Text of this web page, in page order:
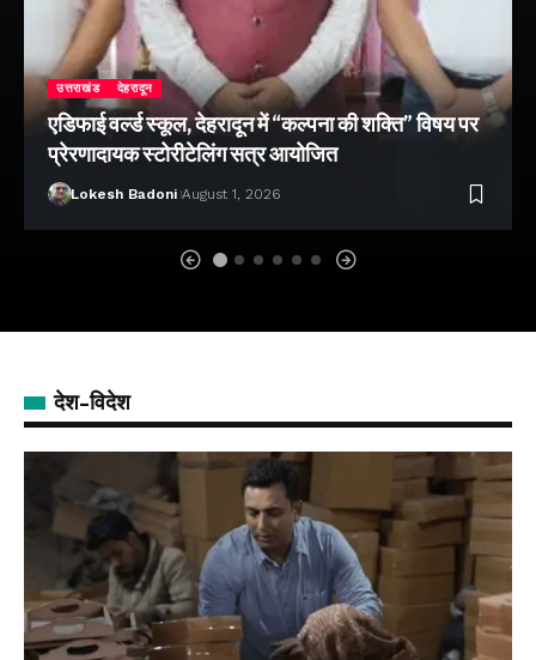
उत्तराखंड देहरादून
एडिफाई वर्ल्ड स्कूल, देहरादून में “कल्पना की शक्ति” विषय पर
प्रेरणादायक स्टोरीटेलिंग सत्र आयोजित
Lokesh Badoni August 1, 2026
देश-विदेश